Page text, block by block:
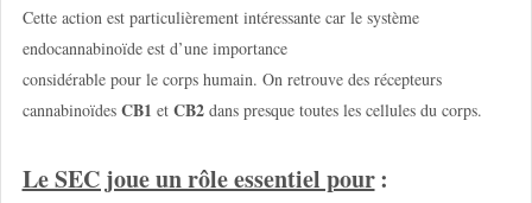
Cette action est particulièrement intéressante car le système
endocannabinoïde est d’une importance
considérable pour le corps humain. On retrouve des récepteurs
cannabinoïdes CB1 et CB2 dans presque toutes les cellules du corps.
Le SEC joue un rôle essentiel pour: